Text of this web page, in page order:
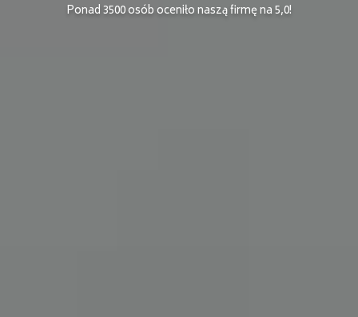
Ponad 3500 osób oceniło naszą firmę na 5,0!